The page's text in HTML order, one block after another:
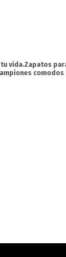
vida.Zapatos
comodos